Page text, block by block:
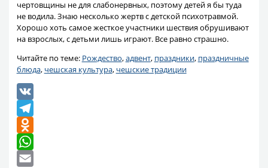
чертовщины не для слабонервных, поэтому детей я бы туда
не водила. Знаю несколько жертв с детской психотравмой.
Хорошо хоть самое жесткое участники шествия обрушивают
на взрослых, с детьми лишь играют. Все равно страшно.
Читайте по теме: Рождество,адвент, праздники, праздничные
блюда, чешская культура, чешские традиции
VK
Telegram
Odnoklassniki
WhatsApp